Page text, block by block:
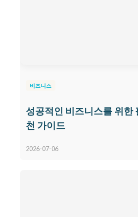
비즈니스
성공적인 비즈니스를 위한
천 가이드
2026-07-06